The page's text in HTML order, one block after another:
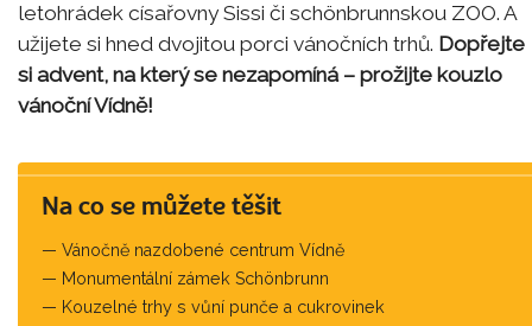
letohrádek císařovny Sissi či schönbrunnskou ZOO. A
užijete si hned dvojitou porci vánočních trhů. Dopřejte
si advent, na který se nezapomíná – prožijte kouzlo
vánoční Vídně!
Na co se můžete těšit
Vánočně nazdobené centrum Vídně
Monumentální zámek Schönbrunn
Kouzelné trhy s vůní punče a cukrovinek